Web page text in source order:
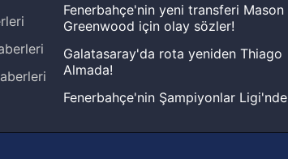
Fenerbahçe'nin yeni transferi Mason
Greenwood için olay sözler!
Galatasaray'da rota yeniden Thiago
Almada!
Fenerbahçe'nin Şampiyonlar Ligi'nde
Zabrze'yi elerlerse...